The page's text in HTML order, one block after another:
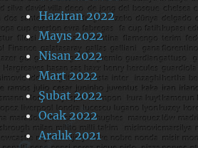
Haziran 2022
Mayıs 2022
Nisan 2022
Mart 2022
Şubat 2022
Ocak 2022
Aralık 2021